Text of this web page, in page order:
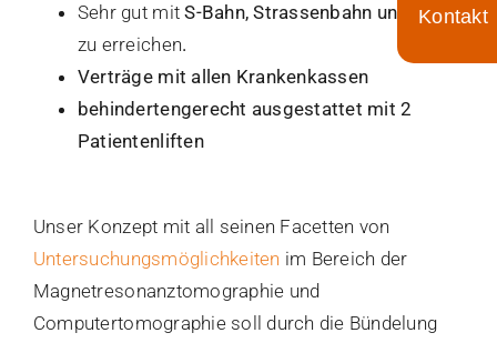
Sehr gut mitS-Bahn, Strassenbahn und Bus
zu erreichen.
Verträge mit allen Krankenkassen
behindertengerecht ausgestattet mit 2
Patientenliften
Unser Konzept mit all seinen Facetten von
Untersuchungsmöglichkeiten im Bereich der
Magnetresonanztomographie und
Computertomographie soll durch die Bündelung
Toggle
Sliding